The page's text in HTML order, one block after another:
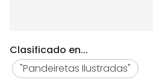
Clasificado en...
"Pandeiretas Ilustradas"